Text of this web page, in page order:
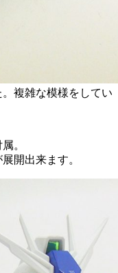
複雑な模様をしてい
。
開出来ます。